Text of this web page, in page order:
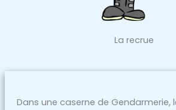
La recrue
Dans une caserne de Gendarmerie,